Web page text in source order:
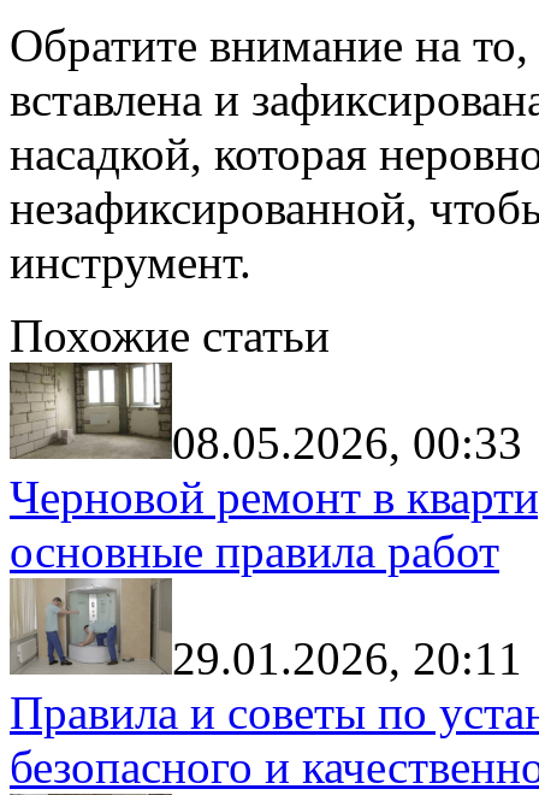
Обратите внимание на
вставлена и
насадкой, которая
незафиксированной,
инструмент.
Похожие статьи
08.05.2026, 00:33
Черновой ремонт в
основные правила работ
29.01.2026, 20:11
Правила и советы по
безопасного и